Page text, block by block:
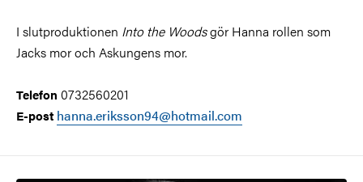
I slutproduktionen Into the Woodsgör Hanna rollen som
Jacks mor och Askungens mor.
Telefon 0732560201
E-post hanna.eriksson94@hotmail.com